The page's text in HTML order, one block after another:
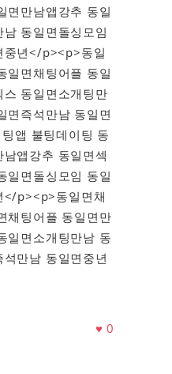
면만남앱강추 동일
동일면돌싱모임
중년</p><p>동일
일면채팅어플 동일
동일면소개팅만
면즉석만남 동일면
앱 불팅데이팅 동
앱강추 동일면섹
일면돌싱모임 동일
</p><p>동일면채
채팅어플 동일면만
일면소개팅만남 동
만남 동일면중년
♥0